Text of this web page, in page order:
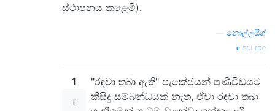
ස්ථාපනය කළෙමි).
නොල්ලයිග්
source
1
"රඳවා තබා ඇති" පැකේජයන් පණිවිඩයට
කිසිදු සම්බන්ධයක් නැත, ඒවා රඳවා තබා